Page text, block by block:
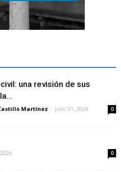
una revisión de sus
Martínez - julio 31, 2026 0
0